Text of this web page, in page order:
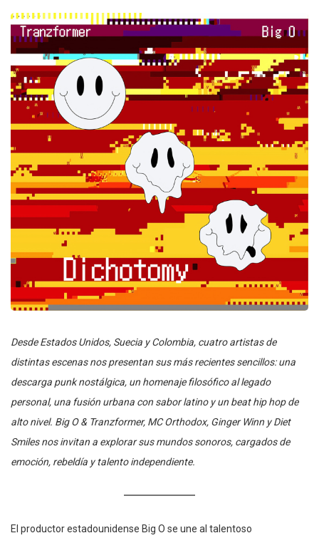
Desde Estados Unidos, Suecia y Colombia, cuatro artistas de
distintas escenas nos presentan sus más recientes sencillos: una
descarga punk nostálgica, un homenaje filosófico al legado
personal, una fusión urbana con sabor latino y un beat hip hop de
alto nivel. Big O & Tranzformer, MC Orthodox, Ginger Winn y Diet
Smiles nos invitan a explorar sus mundos sonoros, cargados de
emoción, rebeldía y talento independiente.
El productor estadounidense Big O se une al talentoso